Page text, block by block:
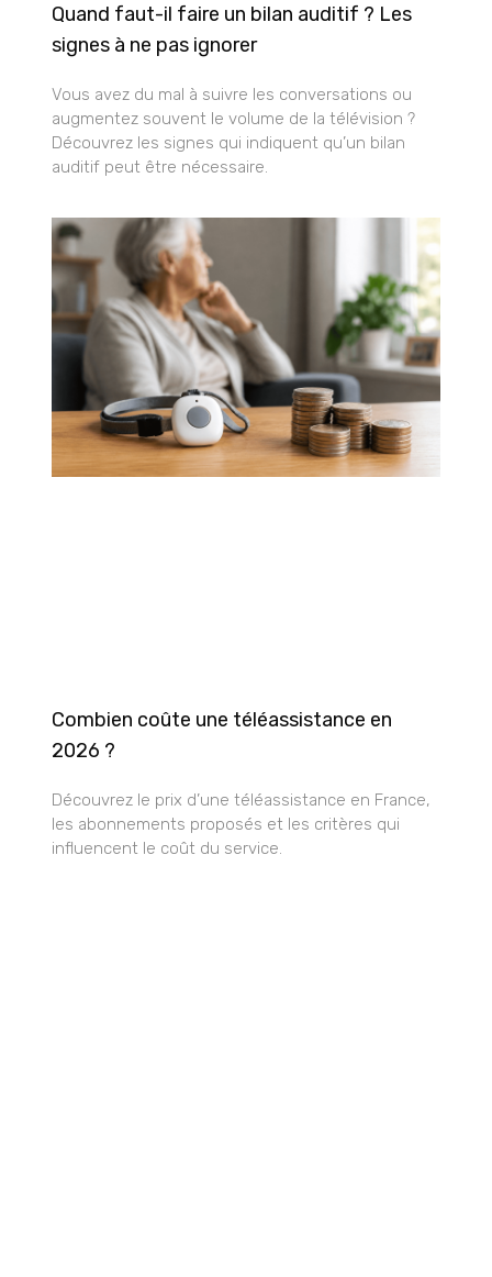
Quand faut-il faire un bilan auditif ? Les
signes à ne pas ignorer
Vous avez du mal à suivre les conversations ou
augmentez souvent le volume de la télévision ?
Découvrez les signes qui indiquent qu’un bilan
auditif peut être nécessaire.
Combien coûte une téléassistance en
2026 ?
Découvrez le prix d’une téléassistance en France,
les abonnements proposés et les critères qui
influencent le coût du service.